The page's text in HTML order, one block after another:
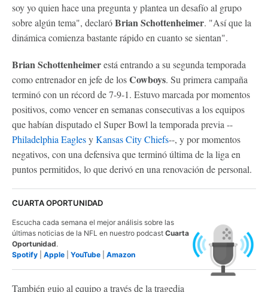
soy yo quien hace una pregunta y plantea un desafío al grupo
sobre algún tema", declaróBrian Schottenheimer. "Así que la
dinámica comienza bastante rápido en cuanto se sientan".
Brian Schottenheimerestá entrando a su segunda temporada
como entrenador en jefe de losCowboys. Su primera campaña
terminó con un récord de 7-9-1. Estuvo marcada por momentos
positivos, como vencer en semanas consecutivas a los equipos
que habían disputado el Super Bowl la temporada previa --
Philadelphia EaglesyKansas City Chiefs--, y por momentos
negativos, con una defensiva que terminó última de la liga en
puntos permitidos, lo que derivó en una renovación de personal.
CUARTA OPORTUNIDAD
Escucha cada semana el mejor análisis sobre las
últimas noticias de la NFL en nuestro podcast Cuarta
Oportunidad.
Spotify
Apple YouTube Amazon
También guio al equipo a través de la tragedia